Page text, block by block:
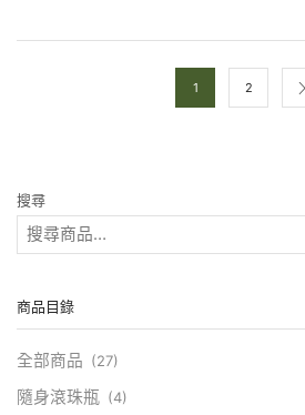
1 2
搜尋
商品目錄
全部商品 (27)
隨身滾珠瓶 (4)